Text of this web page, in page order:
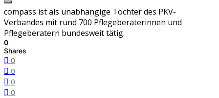
compass ist als unabhängige Tochter des PKV-
Verbandes mit rund 700 Pflegeberaterinnen und
Pflegeberatern bundesweit tätig.
0
Shares
0
0
0
0